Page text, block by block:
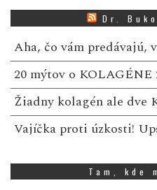
Dr.
Aha, čo vám predávajú,
20 mýtov o KOLAGÉNE
Žiadny kolagén ale dve
Vajíčka proti úzkosti!
Tam, kde